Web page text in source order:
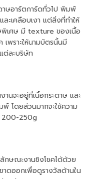
าษอาร์ตการ์ดทั่วไป พิมพ์
ะเคลือบเงา แต่สิ่งที่ทำให้
พิเศษ มี texture ของเนื้อ
พราะให้นามบัตรนั้นมี
ต่ละบริษัท
นจะอยู่ที่เนื้อกระดาษ และ
โดยส่วนมากจะใช้ความ
200-250g
กษณะงานชิงโชคได้ด้วย
าดออกเพื่อดูรางวัลด้านใน